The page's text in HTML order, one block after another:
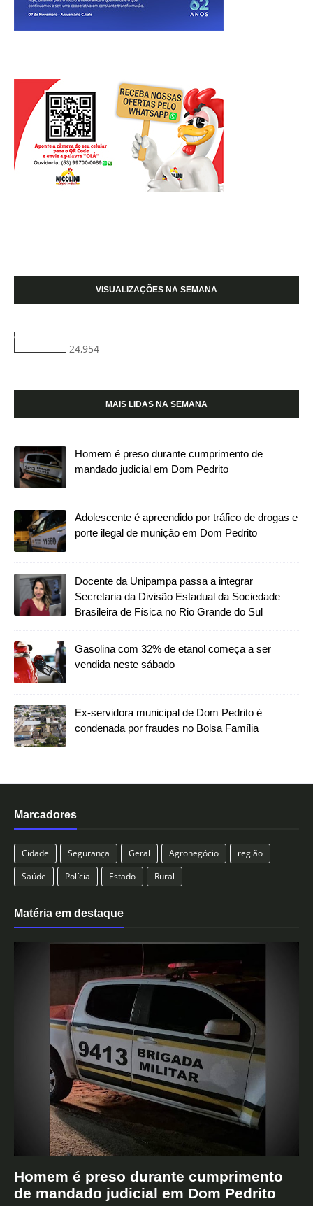
VISUALIZAÇÕES NA SEMANA
24,954
MAIS LIDAS NA SEMANA
Homem é preso durante cumprimento de
mandado judicial em Dom Pedrito
Adolescente é apreendido por tráfico de drogas e
porte ilegal de munição em Dom Pedrito
Docente da Unipampa passa a integrar
Secretaria da Divisão Estadual da Sociedade
Brasileira de Física no Rio Grande do Sul
Gasolina com 32% de etanol começa a ser
vendida neste sábado
Ex-servidora municipal de Dom Pedrito é
condenada por fraudes no Bolsa Família
Marcadores
Cidade Segurança Geral Agronegócio
região
Saúde
Polícia Estado Rural
Matéria em destaque
Homem é preso durante cumprimento
de mandado judicial em Dom Pedrito